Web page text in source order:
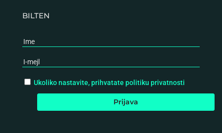
BILTEN
Ukoliko nastavite, prihvatate politiku privatnosti